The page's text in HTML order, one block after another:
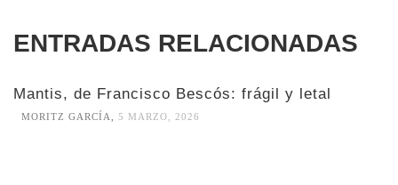
ENTRADAS RELACIONADAS
Mantis, de Francisco Bescós: frágil y letal
MORITZ GARCÍA, 5 MARZO, 2026